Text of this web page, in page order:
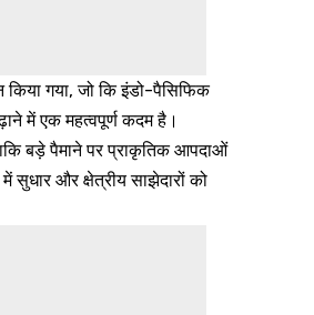
गया, जो कि इंडो-पैसिफिक
में एक महत्वपूर्ण कदम है।
बड़े पैमाने पर प्राकृतिक आपदाओं
सुधार और क्षेत्रीय साझेदारों को